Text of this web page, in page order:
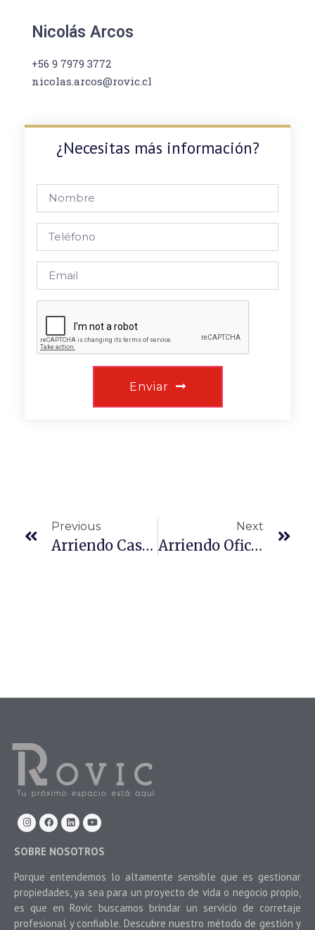
Nicolás Arcos
+56 9 7979 3772
nicolas.arcos@rovic.cl
¿Necesitas más información?
Enviar
Previous
Arriendo Casa Huechuraba
Next
Arriendo Oficina Av. Del Parque Ciudad Empresarial
SOBRE NOSOTROS
Porque entendemos lo altamente sensible que es gestionar
propiedades, ya sea para un proyecto de vida o negocio propio,
es que en Rovic buscamos brindar un servicio de corretaje
profesional y confiable. Descubre nuestro método de gestión y